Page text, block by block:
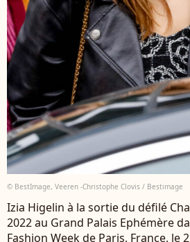
© BestImage, Veeren -Christophe Clovis / Bestimage
Izia Higelin à la sortie du défilé
2022 au Grand Palais Ephémère
Fashion Week de Paris, France, le